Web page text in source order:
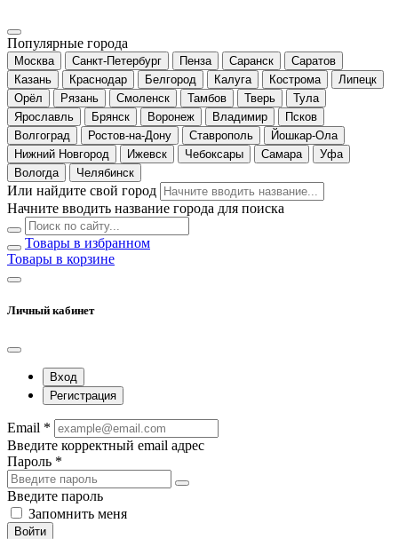
Популярные города
Москва Санкт-Петербург Пенза Саранск
Саратов
Казань
Краснодар Белгород Калуга Кострома
Липецк
Орёл
Рязань Смоленск Тамбов Тверь
Тула
Ярославль
Брянск Воронеж Владимир
Псков
Волгоград
Ростов-на-Дону Ставрополь
Йошкар-Ола
Нижний Новгород
Ижевск Чебоксары Самара
Уфа
Вологда
Челябинск
Или найдите свой город
Начните вводить название города для поиска
Товары в избранном
Товары в корзине
Личный кабинет
Вход
Регистрация
Email *
Введите корректный email адрес
Пароль *
Введите пароль
Запомнить меня
Войти